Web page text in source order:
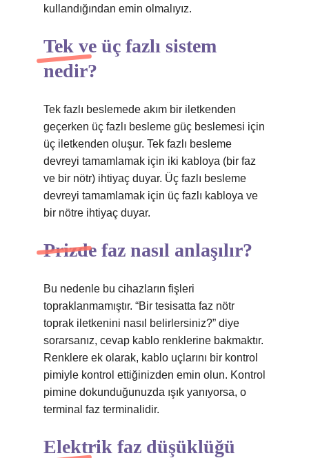
kullandığından emin olmalıyız.
Tek ve üç fazlı sistem
nedir?
Tek fazlı beslemede akım bir iletkenden
geçerken üç fazlı besleme güç beslemesi için
üç iletkenden oluşur. Tek fazlı besleme
devreyi tamamlamak için iki kabloya (bir faz
ve bir nötr) ihtiyaç duyar. Üç fazlı besleme
devreyi tamamlamak için üç fazlı kabloya ve
bir nötre ihtiyaç duyar.
Prizde faz nasıl anlaşılır?
Bu nedenle bu cihazların fişleri
topraklanmamıştır. “Bir tesisatta faz nötr
toprak iletkenini nasıl belirlersiniz?” diye
sorarsanız, cevap kablo renklerine bakmaktır.
Renklere ek olarak, kablo uçlarını bir kontrol
pimiyle kontrol ettiğinizden emin olun. Kontrol
pimine dokunduğunuzda ışık yanıyorsa, o
terminal faz terminalidir.
Elektrik faz düşüklüğü